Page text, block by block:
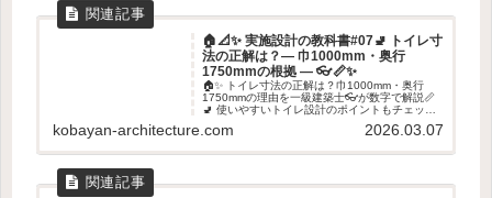
🏠📐✨ 実施設計の教科書#07🚽 トイレ寸
法の正解は？― 巾1000mm・奥行
1750mmの根拠 ― 👓📏✨
🏠✨ トイレ寸法の正解は？巾1000mm・奥行
1750mmの理由を一級建築士👓が数字で解説📏
🚽 使いやすいトイレ設計のポイントもチェッ
kobayan-architecture.com 2026.03.07